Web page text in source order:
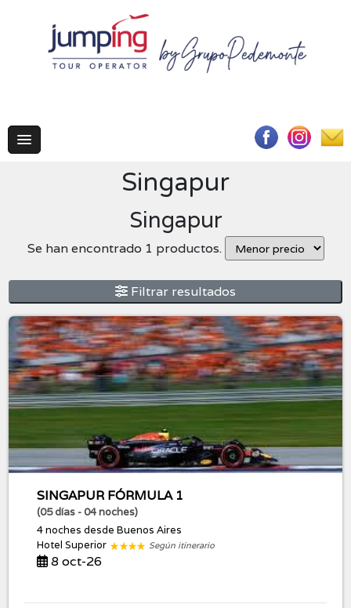
Singapur
Singapur
Se han encontrado 1 productos.
Filtrar resultados
SINGAPUR FÓRMULA 1
(05 días - 04 noches)
4 nochesdesde Buenos Aires
Hotel Superior
Según itinerario
8 oct-26